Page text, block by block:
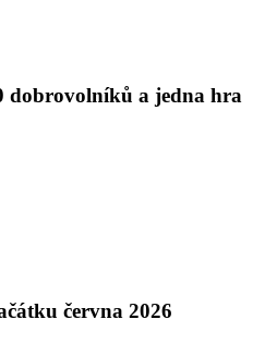
dobrovolníků a jedna hra
června 2026